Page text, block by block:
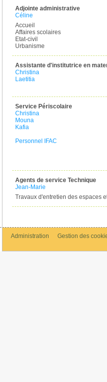
Adjointe administrative
Céline
Accueil
Affaires scolaires
Etat-civil
Urbanisme
Assistante d'institutrice en
Christina
Laetitia
Service Périscolaire
Christina
Mouna
Kafia
Personnel IFAC
Agents de service Technique
Jean-Marie
Travaux d'entretien des espaces
Administration Gestion des